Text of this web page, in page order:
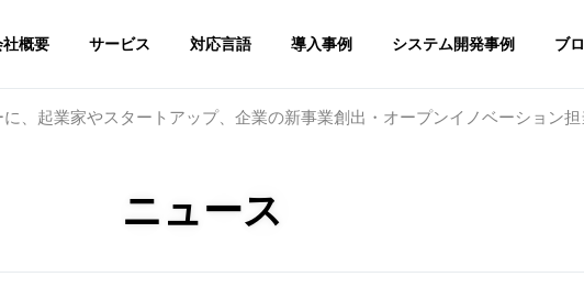
社概要 サービス 対応言語 導入事例 システム開発事例 ブ
、起業家やスタートアップ、企業の新事業創出・オープンイノベーション
ニュース